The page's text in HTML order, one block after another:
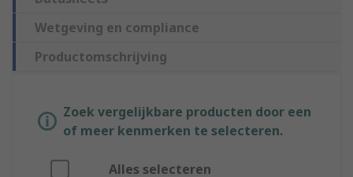
Wetgeving en compliance
Productomschrijving
Zoek vergelijkbare producten door een
of meer kenmerken te selecteren.
Alles selecteren